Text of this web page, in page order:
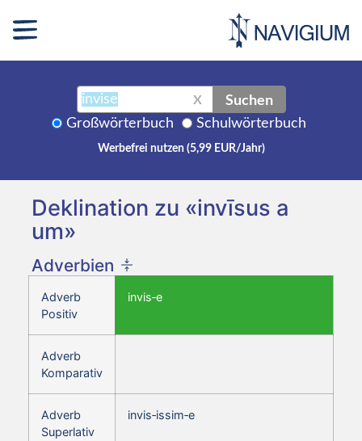
X Suchen
Großwörterbuch Schulwörterbuch
Werbefrei nutzen (5,99 EUR/Jahr)
Deklination zu «invīsus a
um»
Adverbien
Adverb
Positiv
invis‑e
Adverb
Komparativ
Adverb
Superlativ
invis‑issim‑e